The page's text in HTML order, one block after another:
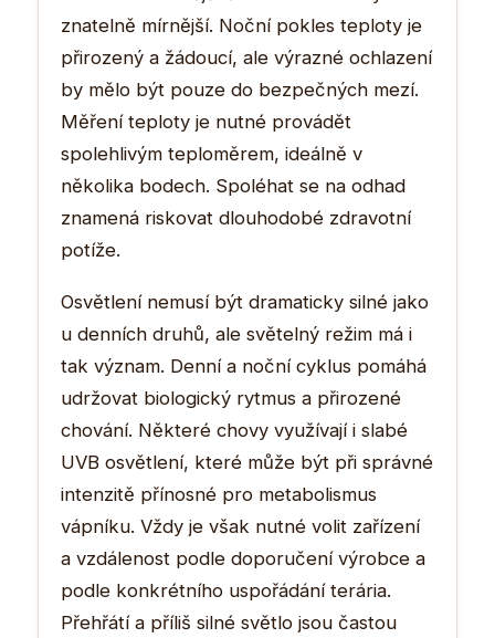
znatelně mírnější. Noční pokles teploty je
přirozený a žádoucí, ale výrazné ochlazení
by mělo být pouze do bezpečných mezí.
Měření teploty je nutné provádět
spolehlivým teploměrem, ideálně v
několika bodech. Spoléhat se na odhad
znamená riskovat dlouhodobé zdravotní
potíže.
Osvětlení nemusí být dramaticky silné jako
u denních druhů, ale světelný režim má i
tak význam. Denní a noční cyklus pomáhá
udržovat biologický rytmus a přirozené
chování. Některé chovy využívají i slabé
UVB osvětlení, které může být při správné
intenzitě přínosné pro metabolismus
vápníku. Vždy je však nutné volit zařízení
a vzdálenost podle doporučení výrobce a
podle konkrétního uspořádání terária.
Přehřátí a příliš silné světlo jsou častou